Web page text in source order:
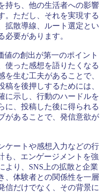
持ち、他の生活者への影響
。ただし、それを実現する
拡散導線、ルート選定とい
必要があります。
値の創出が第一のポイント
使った感想を語りたくなる
を生む工夫があることで、
を後押しするためには、
に示し、行動のハードルを
に、投稿した後に得られる
があることで、発信意欲が
ケートや感想入力などの行
も、エンゲージメントを強
より、SNS上の拡散と企業
、体験者との関係性を一層
信だけでなく、その背景に